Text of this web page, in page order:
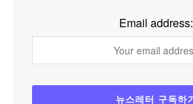
Email address: